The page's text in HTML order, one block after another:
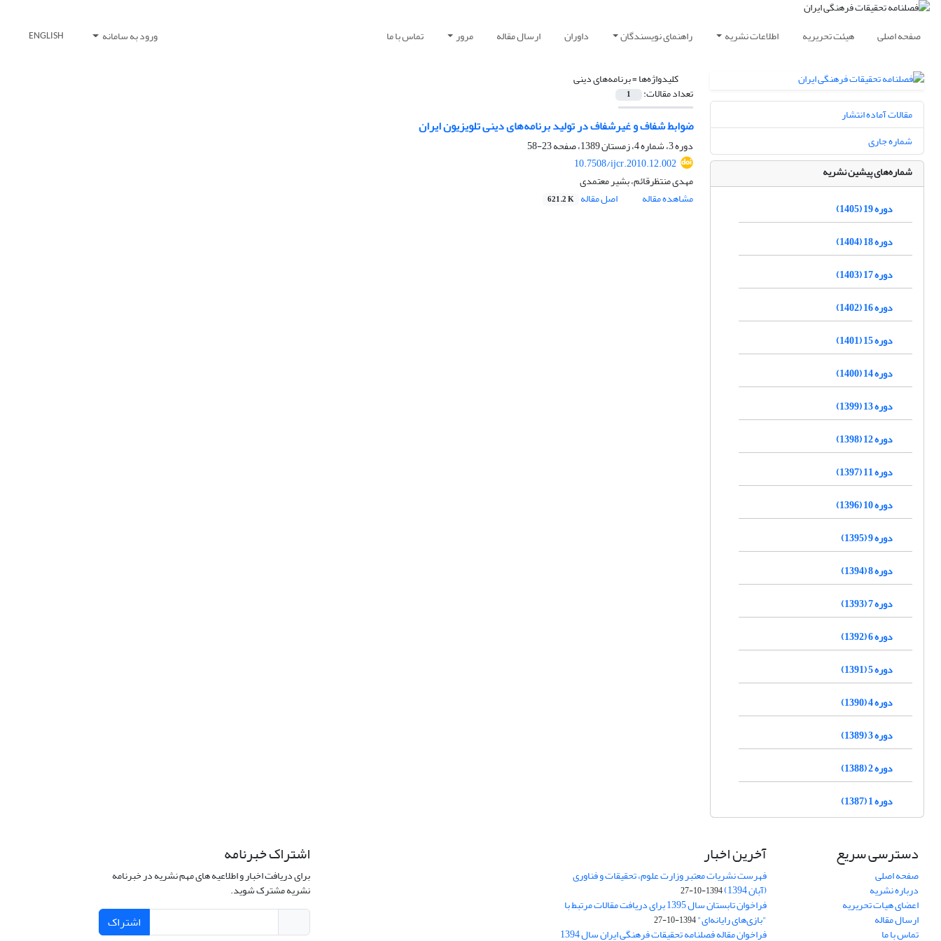
صفحه اصلی هیئت تحریریه اطلاعات نشریه راهنمای نویسندگان داوران ارسال مقاله مرور تماس با ما ورود به سامانه ENGLISH
کلیدواژه‌ها =برنامه‌های دینی
تعداد مقالات: 1
ضوابط شفاف و غیرشفاف در تولید برنامه‌های دینی تلویزیون ایران
دوره 3، شماره 4، زمستان 1389، صفحه
23-58
10.7508/ijcr.2010.12.002
مهدی منتظرقائم، بشیر معتمدی
مشاهده مقاله
اصل مقاله 621.2 K
مقالات آماده انتشار
شماره جاری
شماره‌های پیشین نشریه
دوره 19 (1405)
دوره 18 (1404)
دوره 17 (1403)
دوره 16 (1402)
دوره 15 (1401)
دوره 14 (1400)
دوره 13 (1399)
دوره 12 (1398)
دوره 11 (1397)
دوره 10 (1396)
دوره 9 (1395)
دوره 8 (1394)
دوره 7 (1393)
دوره 6 (1392)
دوره 5 (1391)
دوره 4 (1390)
دوره 3 (1389)
دوره 2 (1388)
دوره 1 (1387)
دسترسی سریع
صفحه اصلی
درباره نشریه
اعضای هیات تحریریه
ارسال مقاله
تماس با ما
آخرین اخبار
فهرست نشریات معتبر وزارت علوم، تحقیقات و فناوری
(آبان 1394) 1394-10-27
فراخوان تابستان سال 1395 برای دریافت مقالات مرتبط با
"بازی‌های رایانه‌ای"1394-10-27
فراخوان مقاله فصلنامه تحقیقات فرهنگی ایران سال 1394
اشتراک خبرنامه
برای دریافت اخبار و اطلاعیه های مهم نشریه در خبرنامه
نشریه مشترک شوید.
اشتراک